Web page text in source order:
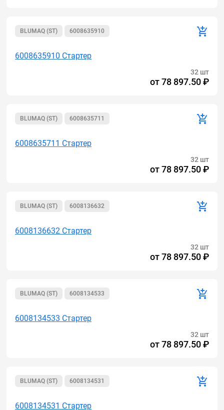
BLUMAQ (ST) 6008635910
6008635910 Стартер
32 шт
от78 897.50 ₽
BLUMAQ (ST) 6008635711
6008635711 Стартер
32 шт
от78 897.50 ₽
BLUMAQ (ST) 6008136632
6008136632 Стартер
32 шт
от78 897.50 ₽
BLUMAQ (ST) 6008134533
6008134533 Стартер
32 шт
от78 897.50 ₽
BLUMAQ (ST) 6008134531
6008134531 Стартер